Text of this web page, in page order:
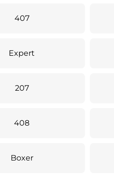
407
Expert
207
408
Boxer